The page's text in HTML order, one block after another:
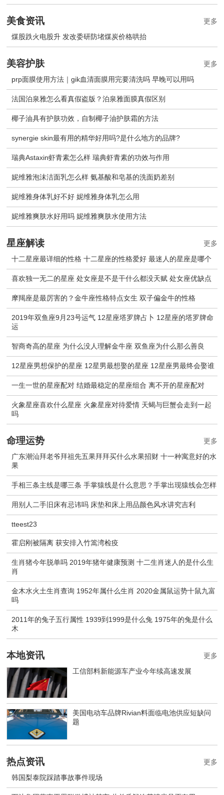
美食资讯
煤股跌火电股升 发改委研防堵煤炭价格哄抬
更多
美容护肤
prp面膜使用方法｜gik血清面膜用完要清洗吗 早晚可以用吗
法国泊泉雅怎么看真假盗版？泊泉雅面膜真假区别
椰子油具有护肤功效，自制椰子油护肤霜的方法
synergie skin最有用的精华好用吗?是什么地方的品牌?
瑞典Astaxin虾青素怎么样 瑞典虾青素的功效与作用
妮维雅泡沫洁面乳怎么样 氨基酸和皂基的洗面奶差别
妮维雅身体乳好不好 妮维雅身体乳怎么用
妮维雅爽肤水好用吗 妮维雅爽肤水使用方法
更多
星座解读
十二星座最详细的性格 十二星座的性格爱好 最迷人的星座是哪个
喜欢独一无二的星座 处女座是不是干什么都没天赋 处女座优缺点
摩羯座是最厉害的？金牛座性格特点女生 双子偏金牛的性格
2019年双鱼座9月23号运气 12星座塔罗牌占卜 12星座的塔罗牌命
运
智商奇高的星座 为什么没人理解金牛座 双鱼座为什么那么善良
12星座男想保护的星座 12星男最想娶的星座 12星座男最终会娶谁
一生一世的星座配对 结婚最稳定的星座组合 离不开的星座配对
火象星座喜欢什么星座 火象星座对待爱情 天蝎与巨蟹会走到一起
吗
更多
命理运势
广东潮汕拜老爷拜祖先五果拜拜买什么水果招财 十一种寓意好的水
果
手相三条主线是哪三条 手掌猿线是什么意思？手掌出现猿线会怎样
用别人二手旧床有忌讳吗 床垫和床上用品颜色风水讲究吉利
tteest23
霍启刚被隔离 获安排入竹篙湾检疫
生肖猪今年脱单吗 2019年猪年健康预测 十二生肖迷人的是什么生
肖
金木水火土生肖查询 1952年属什么生肖 2020金属鼠运势十鼠九富
吗
2011年的兔子五行属性 1939到1999是什么兔 1975年的兔是什么
木
更多
本地资讯
工信部料新能源车产业今年续高速发展
美国电动车品牌Rivian料面临电池供应短缺问
题
更多
热点资讯
韩国梨泰院踩踏事故事件现场
更多